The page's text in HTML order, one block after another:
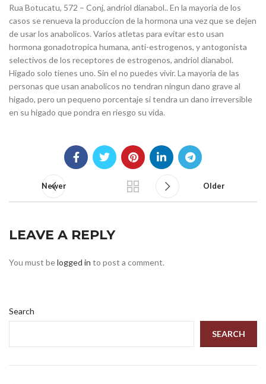
Rua Botucatu, 572 – Conj, andriol dianabol.. En la mayoria de los
casos se renueva la produccion de la hormona una vez que se dejen
de usar los anabolicos. Varios atletas para evitar esto usan
hormona gonadotropica humana, anti-estrogenos, y antogonista
selectivos de los receptores de estrogenos, andriol dianabol.
Higado solo tienes uno. Sin el no puedes vivir. La mayoria de las
personas que usan anabolicos no tendran ningun dano grave al
higado, pero un pequeno porcentaje si tendra un dano irreversible
en su higado que pondra en riesgo su vida.
Newer Older
LEAVE A REPLY
You must belogged in to post a comment.
Search
SEARCH